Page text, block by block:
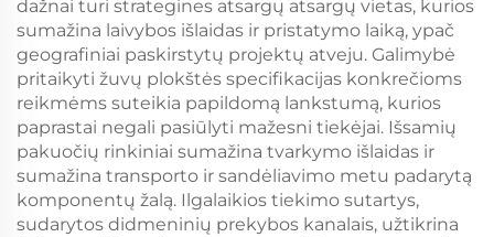
dažnai turi strategines atsargų atsargų vietas, kurios
sumažina laivybos išlaidas ir pristatymo laiką, ypač
geografiniai paskirstytų projektų atveju. Galimybė
pritaikyti žuvų plokštės specifikacijas konkrečioms
reikmėms suteikia papildomą lankstumą, kurios
paprastai negali pasiūlyti mažesni tiekėjai. Išsamių
pakuočių rinkiniai sumažina tvarkymo išlaidas ir
sumažina transporto ir sandėliavimo metu padarytą
komponentų žalą. Ilgalaikios tiekimo sutartys,
sudarytos didmeninių prekybos kanalais, užtikrina